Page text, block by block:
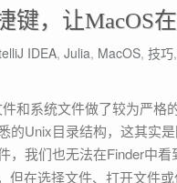
键，让MacOS
IDEA, Julia, MacOS, 技巧
的Unix目录结构，这其实
，我们也无法在Finder中
但在选择文件、打开文件